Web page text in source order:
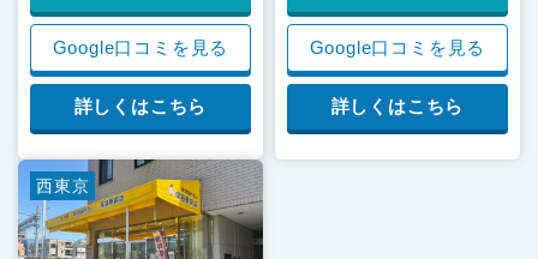
Google口コミを見る
詳しくはこちら
Google口コミを見る
詳しくはこちら
西東京